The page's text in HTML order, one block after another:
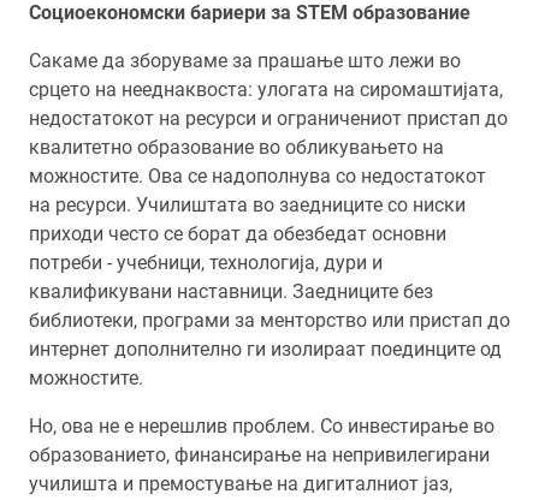
Социоекономски бариери за STEM образование
Сакамe да зборувамe за прашање што лежи во
срцето на нееднаквоста: улогата на сиромаштијата,
недостатокот на ресурси и ограничениот пристап до
квалитетно образование во обликувањето на
можностите. Ова се надополнува со недостатокот
на ресурси. Училиштата во заедниците со ниски
приходи често се борат да обезбедат основни
потреби - учебници, технологија, дури и
квалификувани наставници. Заедниците без
библиотеки, програми за менторство или пристап до
интернет дополнително ги изолираат поединците од
можностите.
Но, ова не е нерешлив проблем. Со инвестирање во
образованието, финансирање на непривилегирани
училишта и премостување на дигиталниот јаз,